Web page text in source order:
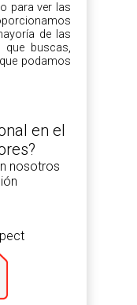
para ver las
de las
buscas,
podamos
en el
nosotros